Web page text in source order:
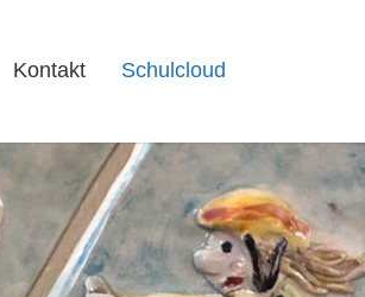
Kontakt Schulcloud